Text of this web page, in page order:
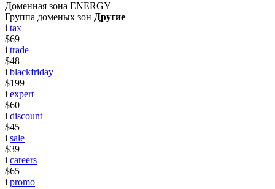
Доменная зона ENERGY
Группа доменых зон Другие
i tax
$69
i trade
$48
i blackfriday
$199
i expert
$60
i discount
$45
i sale
$39
i careers
$65
i promo